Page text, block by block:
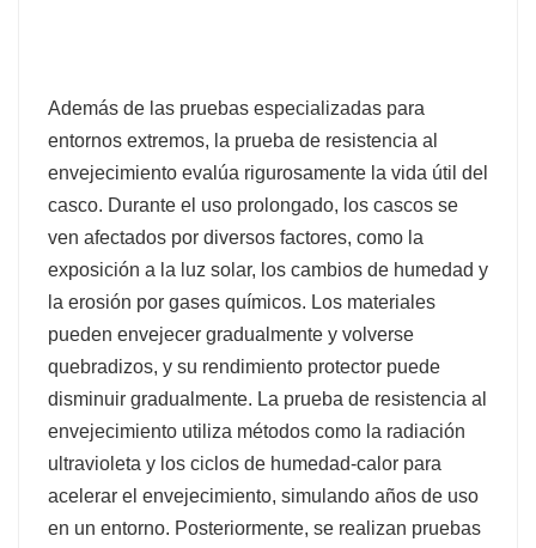
Además de las pruebas especializadas para
entornos extremos, la prueba de resistencia al
envejecimiento evalúa rigurosamente la vida útil del
casco. Durante el uso prolongado, los cascos se
ven afectados por diversos factores, como la
exposición a la luz solar, los cambios de humedad y
la erosión por gases químicos. Los materiales
pueden envejecer gradualmente y volverse
quebradizos, y su rendimiento protector puede
disminuir gradualmente. La prueba de resistencia al
envejecimiento utiliza métodos como la radiación
ultravioleta y los ciclos de humedad-calor para
acelerar el envejecimiento, simulando años de uso
en un entorno. Posteriormente, se realizan pruebas